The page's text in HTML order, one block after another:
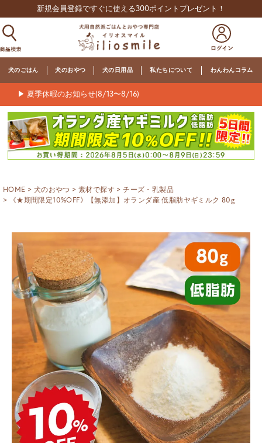
新規会員登録ですぐに使える300ポイントプレゼント！
犬のごはん 犬のおやつ 犬の日用品 私たちについて わんわんコラム
▶ 夏季休暇のお知らせ(8/13〜8/16)
HOME 犬のおやつ 素材で探す
チーズ・乳製品
《★期間限定10%OFF》【無添加】オランダ産 低脂肪ヤギミルク 80g